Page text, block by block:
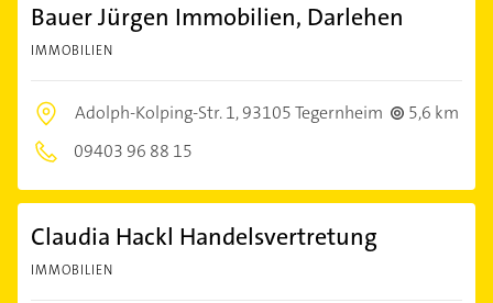
Bauer Jürgen Immobilien, Darlehen
IMMOBILIEN
Adolph-Kolping-Str. 1,93105 Tegernheim
5,6 km
09403 96 88 15
Claudia Hackl Handelsvertretung
IMMOBILIEN